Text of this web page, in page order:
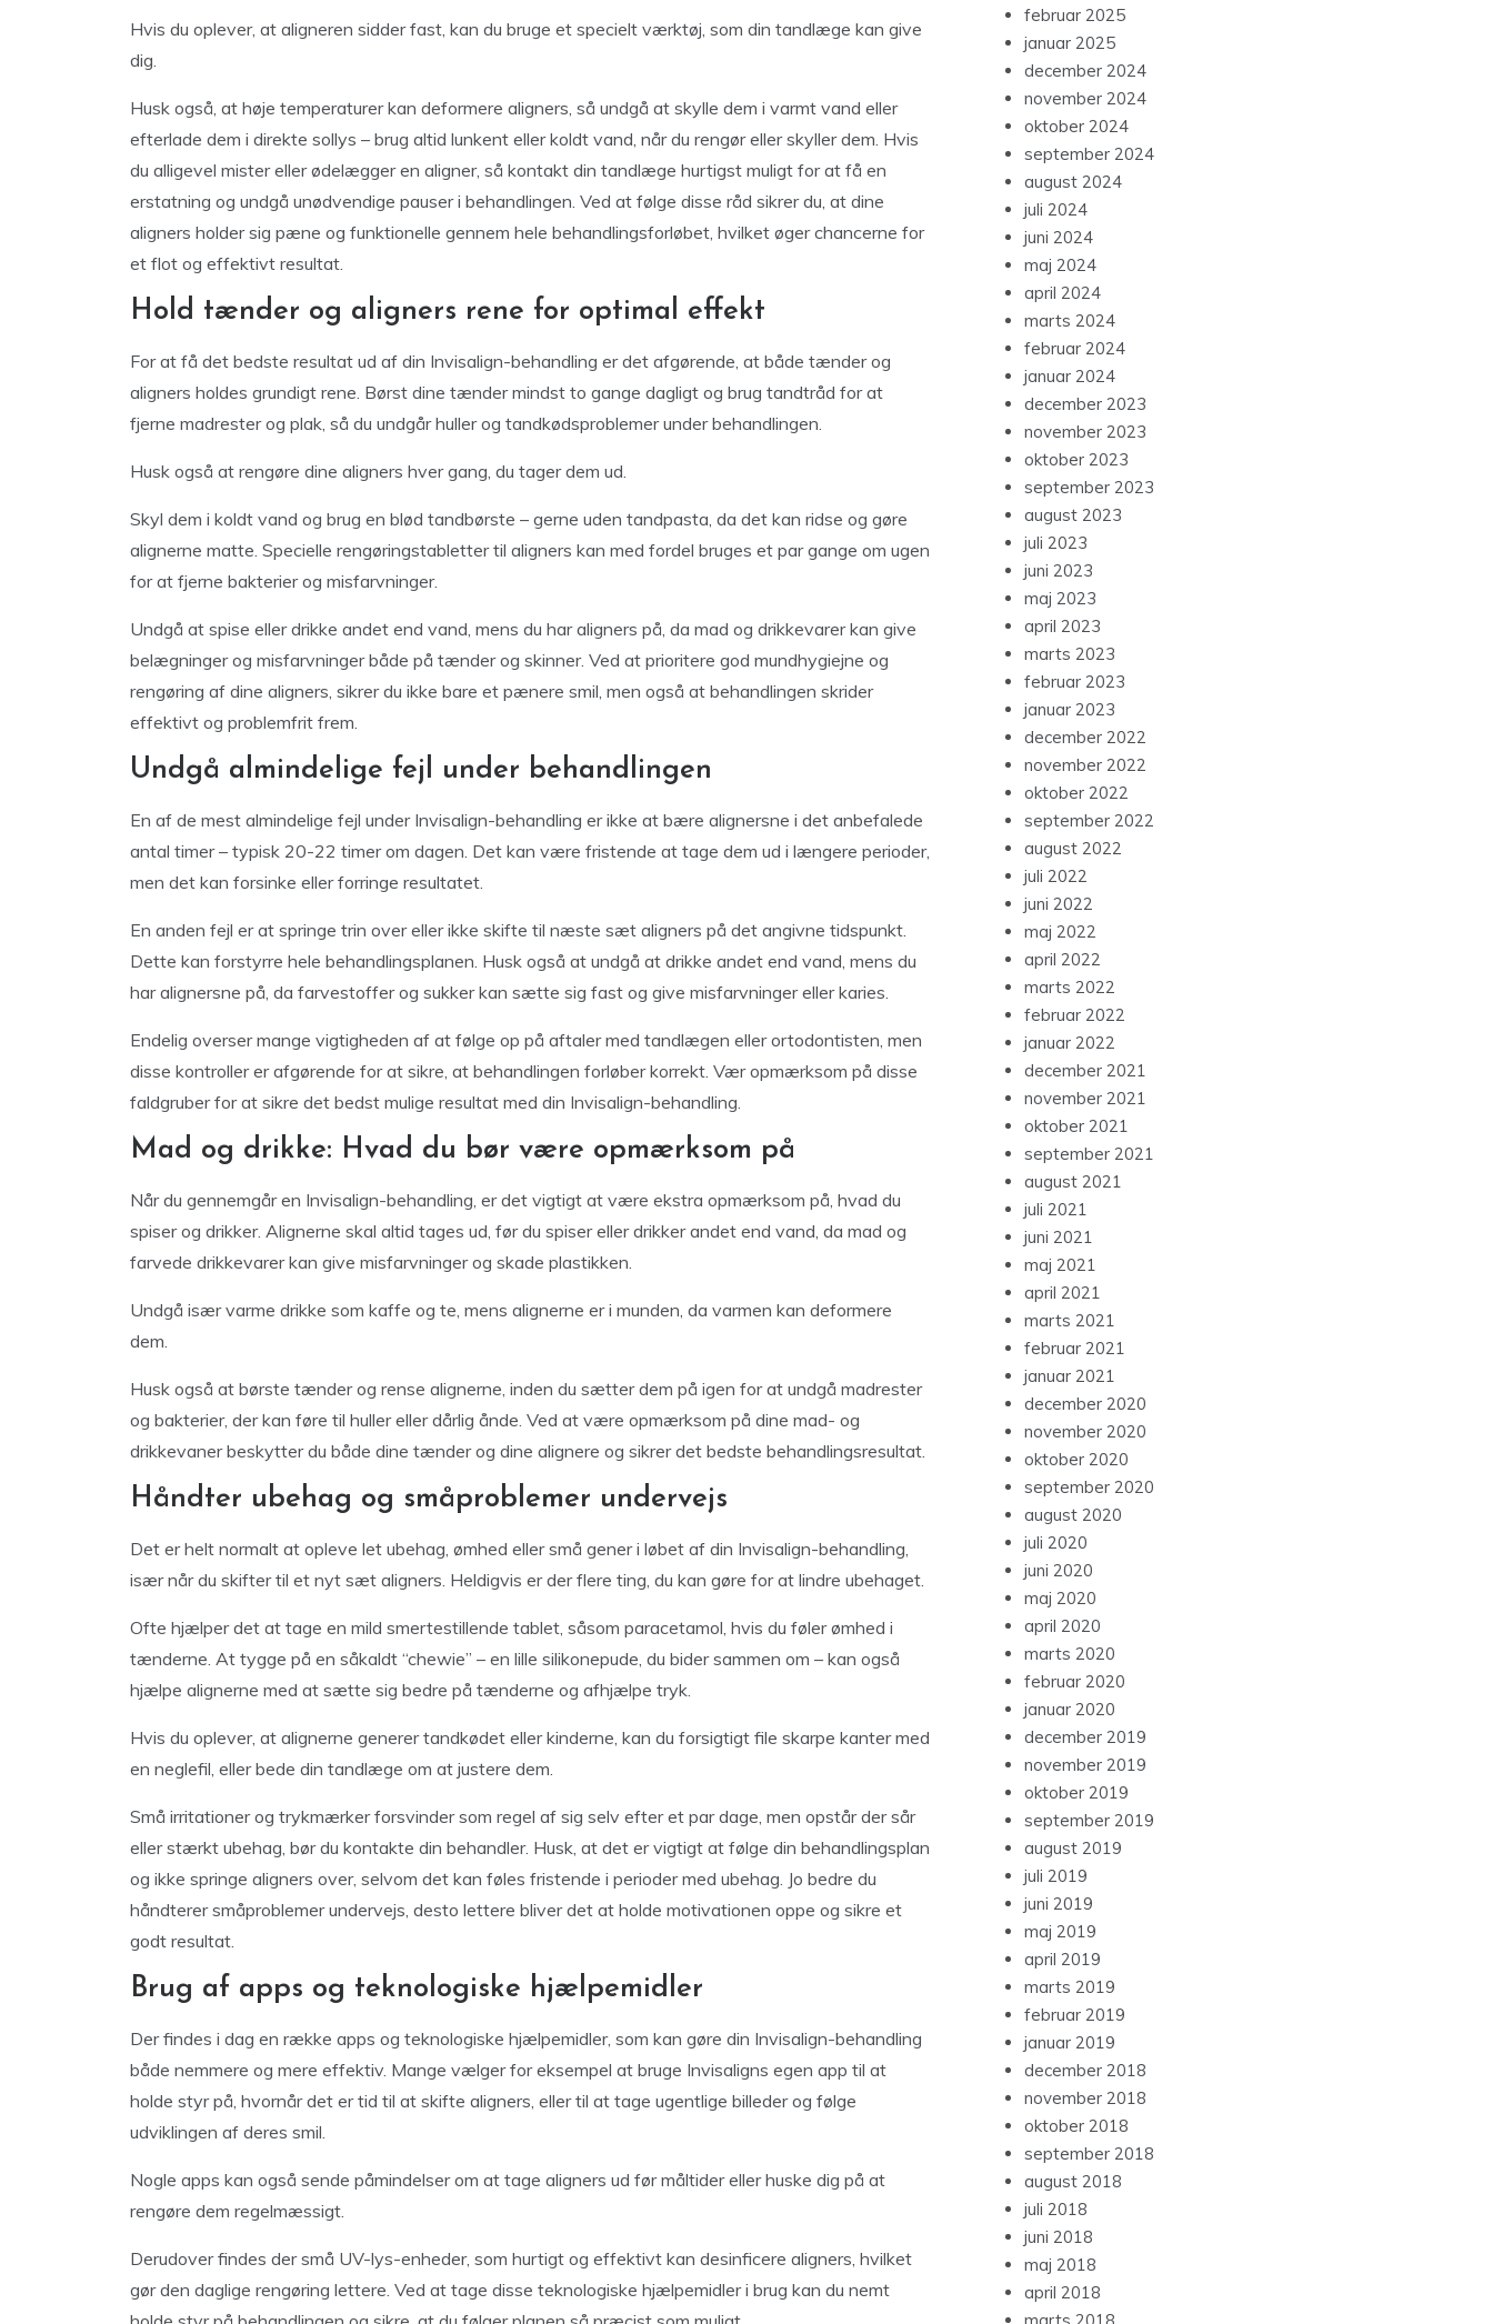
Hvis du oplever, at aligneren sidder fast, kan du bruge et specielt værktøj, som din tandlæge kan give
dig.
Husk også, at høje temperaturer kan deformere aligners, så undgå at skylle dem i varmt vand eller
efterlade dem i direkte sollys – brug altid lunkent eller koldt vand, når du rengør eller skyller dem. Hvis
du alligevel mister eller ødelægger en aligner, så kontakt din tandlæge hurtigst muligt for at få en
erstatning og undgå unødvendige pauser i behandlingen. Ved at følge disse råd sikrer du, at dine
aligners holder sig pæne og funktionelle gennem hele behandlingsforløbet, hvilket øger chancerne for
et flot og effektivt resultat.
Hold tænder og aligners rene for optimal effekt
For at få det bedste resultat ud af din Invisalign-behandling er det afgørende, at både tænder og
aligners holdes grundigt rene. Børst dine tænder mindst to gange dagligt og brug tandtråd for at
fjerne madrester og plak, så du undgår huller og tandkødsproblemer under behandlingen.
Husk også at rengøre dine aligners hver gang, du tager dem ud.
Skyl dem i koldt vand og brug en blød tandbørste – gerne uden tandpasta, da det kan ridse og gøre
alignerne matte. Specielle rengøringstabletter til aligners kan med fordel bruges et par gange om ugen
for at fjerne bakterier og misfarvninger.
Undgå at spise eller drikke andet end vand, mens du har aligners på, da mad og drikkevarer kan give
belægninger og misfarvninger både på tænder og skinner. Ved at prioritere god mundhygiejne og
rengøring af dine aligners, sikrer du ikke bare et pænere smil, men også at behandlingen skrider
effektivt og problemfrit frem.
Undgå almindelige fejl under behandlingen
En af de mest almindelige fejl under Invisalign-behandling er ikke at bære alignersne i det anbefalede
antal timer – typisk 20-22 timer om dagen. Det kan være fristende at tage dem ud i længere perioder,
men det kan forsinke eller forringe resultatet.
En anden fejl er at springe trin over eller ikke skifte til næste sæt aligners på det angivne tidspunkt.
Dette kan forstyrre hele behandlingsplanen. Husk også at undgå at drikke andet end vand, mens du
har alignersne på, da farvestoffer og sukker kan sætte sig fast og give misfarvninger eller karies.
Endelig overser mange vigtigheden af at følge op på aftaler med tandlægen eller ortodontisten, men
disse kontroller er afgørende for at sikre, at behandlingen forløber korrekt. Vær opmærksom på disse
faldgruber for at sikre det bedst mulige resultat med din Invisalign-behandling.
Mad og drikke: Hvad du bør være opmærksom på
Når du gennemgår en Invisalign-behandling, er det vigtigt at være ekstra opmærksom på, hvad du
spiser og drikker. Alignerne skal altid tages ud, før du spiser eller drikker andet end vand, da mad og
farvede drikkevarer kan give misfarvninger og skade plastikken.
Undgå især varme drikke som kaffe og te, mens alignerne er i munden, da varmen kan deformere
dem.
Husk også at børste tænder og rense alignerne, inden du sætter dem på igen for at undgå madrester
og bakterier, der kan føre til huller eller dårlig ånde. Ved at være opmærksom på dine mad- og
drikkevaner beskytter du både dine tænder og dine alignere og sikrer det bedste behandlingsresultat.
Håndter ubehag og småproblemer undervejs
Det er helt normalt at opleve let ubehag, ømhed eller små gener i løbet af din Invisalign-behandling,
især når du skifter til et nyt sæt aligners. Heldigvis er der flere ting, du kan gøre for at lindre ubehaget.
Ofte hjælper det at tage en mild smertestillende tablet, såsom paracetamol, hvis du føler ømhed i
tænderne. At tygge på en såkaldt “chewie” – en lille silikonepude, du bider sammen om – kan også
hjælpe alignerne med at sætte sig bedre på tænderne og afhjælpe tryk.
Hvis du oplever, at alignerne generer tandkødet eller kinderne, kan du forsigtigt file skarpe kanter med
en neglefil, eller bede din tandlæge om at justere dem.
Små irritationer og trykmærker forsvinder som regel af sig selv efter et par dage, men opstår der sår
eller stærkt ubehag, bør du kontakte din behandler. Husk, at det er vigtigt at følge din behandlingsplan
og ikke springe aligners over, selvom det kan føles fristende i perioder med ubehag. Jo bedre du
håndterer småproblemer undervejs, desto lettere bliver det at holde motivationen oppe og sikre et
godt resultat.
Brug af apps og teknologiske hjælpemidler
Der findes i dag en række apps og teknologiske hjælpemidler, som kan gøre din Invisalign-behandling
både nemmere og mere effektiv. Mange vælger for eksempel at bruge Invisaligns egen app til at
holde styr på, hvornår det er tid til at skifte aligners, eller til at tage ugentlige billeder og følge
udviklingen af deres smil.
Nogle apps kan også sende påmindelser om at tage aligners ud før måltider eller huske dig på at
rengøre dem regelmæssigt.
Derudover findes der små UV-lys-enheder, som hurtigt og effektivt kan desinficere aligners, hvilket
gør den daglige rengøring lettere. Ved at tage disse teknologiske hjælpemidler i brug kan du nemt
februar 2025
januar 2025
december 2024
november 2024
oktober 2024
september 2024
august 2024
juli 2024
juni 2024
maj 2024
april 2024
marts 2024
februar 2024
januar 2024
december 2023
november 2023
oktober 2023
september 2023
august 2023
juli 2023
juni 2023
maj 2023
april 2023
marts 2023
februar 2023
januar 2023
december 2022
november 2022
oktober 2022
september 2022
august 2022
juli 2022
juni 2022
maj 2022
april 2022
marts 2022
februar 2022
januar 2022
december 2021
november 2021
oktober 2021
september 2021
august 2021
juli 2021
juni 2021
maj 2021
april 2021
marts 2021
februar 2021
januar 2021
december 2020
november 2020
oktober 2020
september 2020
august 2020
juli 2020
juni 2020
maj 2020
april 2020
marts 2020
februar 2020
januar 2020
december 2019
november 2019
oktober 2019
september 2019
august 2019
juli 2019
juni 2019
maj 2019
april 2019
marts 2019
februar 2019
januar 2019
december 2018
november 2018
oktober 2018
september 2018
august 2018
juli 2018
juni 2018
maj 2018
april 2018